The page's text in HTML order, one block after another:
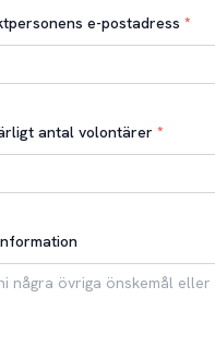
e-postadress *
antal volontärer *